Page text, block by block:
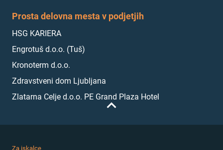
Prosta delovna mesta v podjetjih
HSG KARIERA
Engrotuš d.o.o. (Tuš)
Kronoterm d.o.o.
Zdravstveni dom Ljubljana
Zlatarna Celje d.o.o. PE Grand Plaza Hotel
Za iskalce